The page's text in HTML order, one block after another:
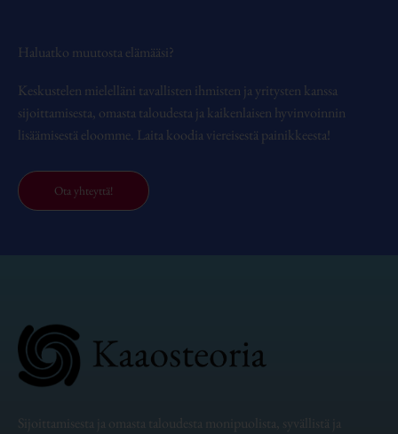
Haluatko muutosta elämääsi?
Keskustelen mielelläni tavallisten ihmisten ja yritysten kanssa
sijoittamisesta, omasta taloudesta ja kaikenlaisen hyvinvoinnin
lisäämisestä eloomme. Laita koodia viereisestä painikkeesta!
Ota yhteyttä!
Sijoittamisesta ja omasta taloudesta monipuolista, syvällistä ja